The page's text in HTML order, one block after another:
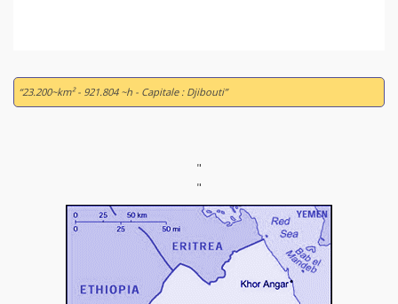
“23.200~km² - 921.804 ~h - Capitale : Djibouti”
"
"